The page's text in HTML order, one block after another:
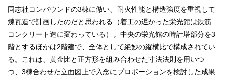
同志社コンパウンドの3棟に倣い、耐火性能と構造強度を重視して
煉瓦造で計画したのだと思われる（着工の遅かった栄光館は鉄筋
コンクリート造に変わっている）。中央の栄光館の時計塔部分を3
階とするほかは2階建で、全体として絶妙の縦横比で構成されてい
る。これは、黄金比と正方形を組み合わせた寸法法則を用いつ
つ、3棟合わせた立面図上で入念にプロポーションを検討した成果